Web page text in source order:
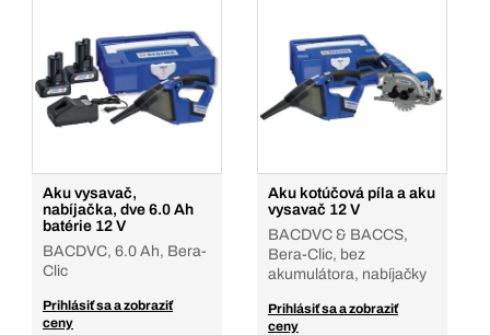
Aku vysavač,
nabíjačka, dve 6.0 Ah
batérie 12 V
BACDVC, 6.0 Ah, Bera-
Clic
Prihlásiť sa a zobraziť
ceny
Aku kotúčová píla a aku
vysavač 12 V
BACDVC & BACCS,
Bera-Clic, bez
akumulátora, nabíjačky
Prihlásiť sa a zobraziť
ceny